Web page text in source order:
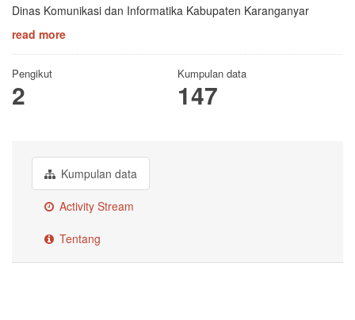
Dinas Komunikasi dan Informatika Kabupaten Karanganyar
read more
Pengikut
2
Kumpulan data
147
Kumpulan data
Activity Stream
Tentang